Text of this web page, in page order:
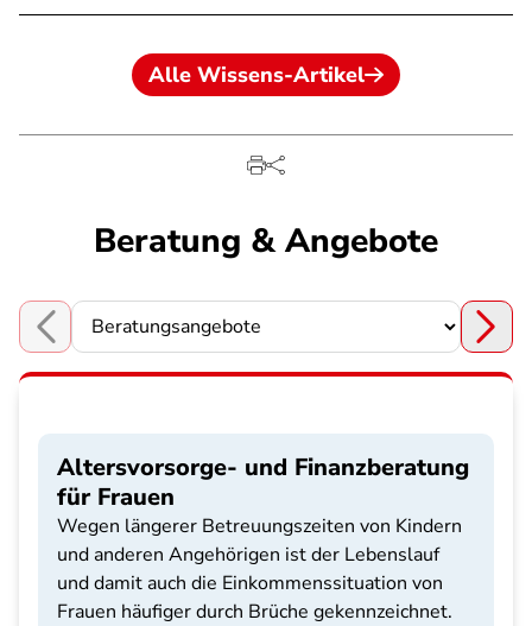
Alle Wissens-Artikel
Beratung & Angebote
Choose a section
Altersvorsorge- und Finanzberatung
für Frauen
Wegen längerer Betreuungszeiten von Kindern
und anderen Angehörigen ist der Lebenslauf
und damit auch die Einkommenssituation von
Frauen häufiger durch Brüche gekennzeichnet.